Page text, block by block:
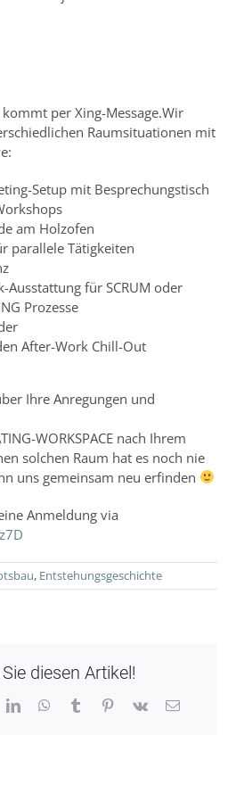
per Xing-Message.Wir
Raumsituationen mit
Setup mit Besprechungstisch
am Holzofen
parallele Tätigkeiten
Ausstattung für SCRUM oder
Prozesse
After-Work Chill-Out
Ihre Anregungen und
WORKSPACE nach Ihrem
solchen Raum hat es noch nie
uns gemeinsam neu erfinden
Anmeldung via
, Entstehungsgeschichte
diesen Artikel!
LinkedInWhatsApp
TumblrPinterest
Vk
E-